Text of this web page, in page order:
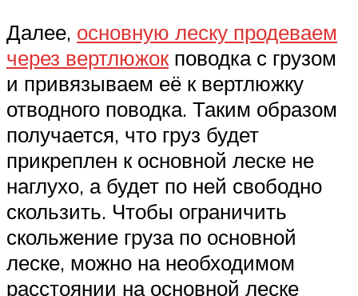
Далее, основную леску продеваем
через вертлюжокповодка с грузом
и привязываем её к вертлюжку
отводного поводка. Таким образом
получается, что груз будет
прикреплен к основной леске не
наглухо, а будет по ней свободно
скользить. Чтобы ограничить
скольжение груза по основной
леске, можно на необходимом
расстоянии на основной леске